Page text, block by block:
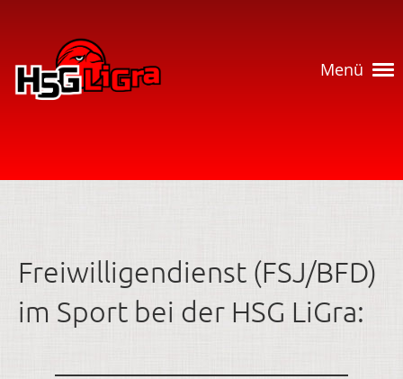
Menü
Freiwilligendienst (FSJ/BFD)
im Sport bei der HSG LiGra: